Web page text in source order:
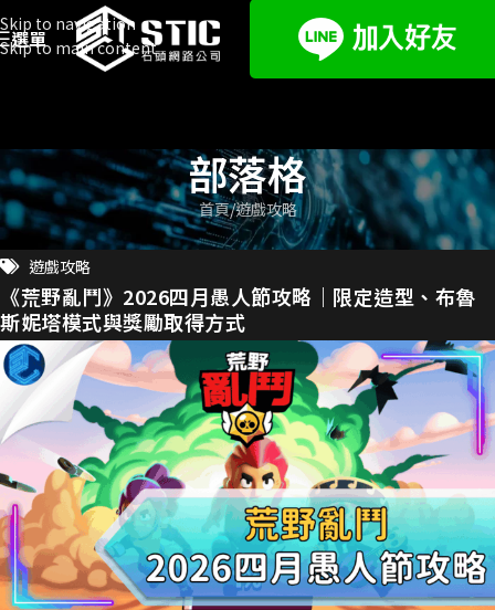
Skip to navigation
Skip to main content
選單
部落格
首頁 遊戲攻略
遊戲攻略
《荒野亂鬥》2026四月愚人節攻略｜限定造型、布魯
斯妮塔模式與獎勵取得方式